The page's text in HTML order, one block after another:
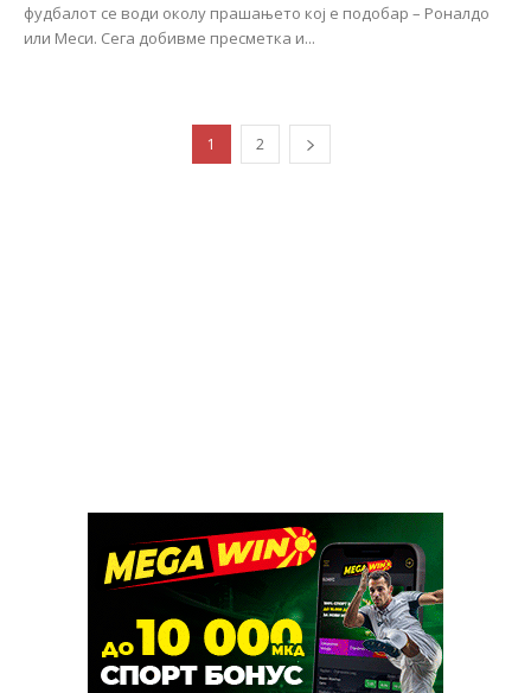
фудбалот се води околу прашањето кој е подобар – Роналдо
или Меси. Сега добивме пресметка и...
1 2